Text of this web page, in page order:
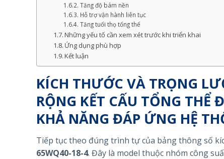
Tăng độ bám nền
Hỗ trợ vận hành liên tục
Tăng tuổi thọ tổng thể
Những yếu tố cần xem xét trước khi triển khai
Ứng dụng phù hợp
Kết luận
KÍCH THƯỚC VÀ TRỌNG
RỘNG KẾT CẤU TỔNG
KHẢ NĂNG ĐÁP ỨNG HỆ
Tiếp tục theo đúng trình tự của bảng thông số
65WQ40-18-4. Đây là model thuộc nhóm công